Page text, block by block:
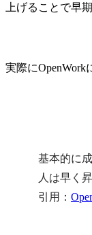
上げることで早
実際にOpenWork
基本的に
人は早く
引用：